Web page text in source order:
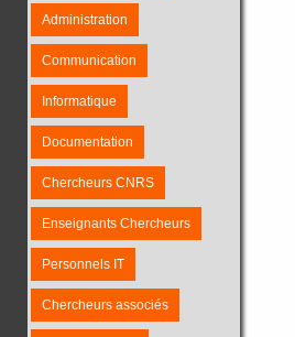
Administration
Communication
Informatique
Documentation
Chercheurs CNRS
Enseignants Chercheurs
Personnels IT
Chercheurs associés